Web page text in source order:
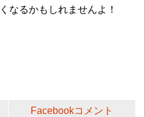
なるかもしれませんよ！
Facebookコメント